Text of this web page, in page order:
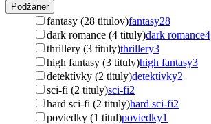
Podžáner
fantasy (28 titulov)fantasy28
dark romance (4 tituly)dark romance4
thrillery (3 tituly)thrillery3
high fantasy (3 tituly)high fantasy3
detektívky (2 tituly)detektívky2
sci-fi (2 tituly)sci-fi2
hard sci-fi (2 tituly)hard sci-fi2
poviedky (1 titul)poviedky1